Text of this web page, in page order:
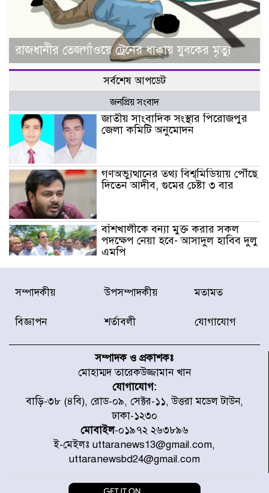
রাজধানীর তেজগাঁওয়ে ট্রেনের ধাক্কায় যুবকের মৃত্যু
সর্বশেষ আপডেট
জনপ্রিয় সংবাদ
জাতীয় সাংবাদিক সংস্থার পিরোজপুর
জেলা কমিটি অনুমোদন
গণঅভ্যুত্থানের তথ্য বিশ্বমিডিয়ায় পৌঁছে
দিতেন আদীব, গুমের চেষ্টা ৩ বার
বাঁশখালীকে বন্যা মুক্ত করার সকল
পদক্ষেপ নেয়া হবে- আসাদুল হাবিব দুলু
এমপি
বিদ্যুৎ-জ্বালানি খাতে অস্থিরতা তৈরির
চেষ্টা করছে একটি চক্র : প্রধানমন্ত্রী
৫ আহত, চীনে বন্দর বন্ধ
চিকিৎসা খাতে জিডিপির ৫ শতাংশ
বরাদ্দের ঘোষণা স্থানীয় সরকার মন্ত্রীর
জুলাই জাদুঘর ঘুরে দেখলেন এনসিপি
নেতারা
সম্পাদকীয় উপসম্পাদকীয় মতামত
বিজ্ঞাপন শর্তাবলী যোগাযোগ
সম্পাদক ও প্রকাশকঃ
মোহাম্মদ তারেকউজ্জামান খান
যোগাযোগ:
বাড়ি-৩৮ (৪বি), রোড-০৯, সেক্টর-১১, উত্তরা মডেল টাউন,
ঢাকা-১২৩০
মোবাইল-০১৯৭২ ২৬৩৮৯৬
ই-মেইলঃ uttaranews13@gmail.com,
uttaranewsbd24@gmail.com